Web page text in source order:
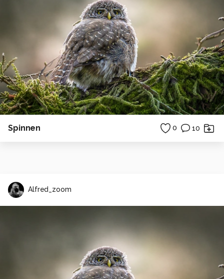
Spinnen 0 10
Alfred_zoom